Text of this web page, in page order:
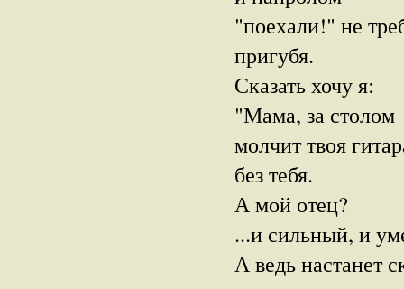
"поехали!" не
пригубя.
Сказать хочу я:
"Мама, за столом
молчит твоя
без тебя.
А мой отец?
...и сильный, и
А ведь настанет